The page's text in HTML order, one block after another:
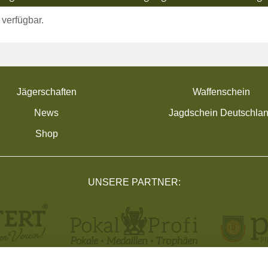
Jägerschaften
News
Shop
Waffenschein
Jagdschein
UNSERE PARTNER: